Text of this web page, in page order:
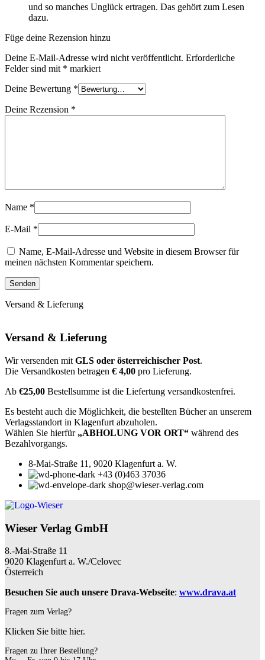
und so manches Unglück ertragen. Das gehört zum Lesen
dazu.
Füge deine Rezension hinzu
Deine E-Mail-Adresse wird nicht veröffentlicht. Erforderliche
Felder sind mit * markiert
Deine Bewertung *
Deine Rezension *
Name *
E-Mail *
Name, E-Mail-Adresse und Website in diesem Browser für
meinen nächsten Kommentar speichern.
Versand & Lieferung
Versand & Lieferung
Wir versenden mit GLS oder österreichischer Post.
Die Versandkosten betragen € 4,00 pro Lieferung.
Ab €25,00 Bestellsumme ist die Liefertung versandkostenfrei.
Es besteht auch die Möglichkeit, die bestellten Bücher an unserem
Verlagsstandort in Klagenfurt abzuholen.
Wählen Sie hierfür „ABHOLUNG VOR ORT“ während des
Bezahlvorgangs.
8-Mai-Straße 11, 9020 Klagenfurt a. W.
+43 (0)463 37036
shop@wieser-verlag.com
Wieser Verlag GmbH
8.-Mai-Straße 11
9020 Klagenfurt a. W./Celovec
Österreich
Besuchen Sie auch unsere Drava-Webseite: www.drava.at
Fragen zum Verlag?
Klicken Sie bitte hier.
Fragen zu Ihrer Bestellung?